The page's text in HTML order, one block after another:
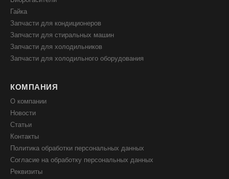
Гайка
Запчасти для кондиционеров
Запчасти для стиральных машин
Запчасти для холодильников
Запчасти для холодильного оборудования
КОМПАНИЯ
О компании
Новости
Статьи
Контакты
Политика обработки персональных данных
Согласие на обработку персональных данных
Реквизиты